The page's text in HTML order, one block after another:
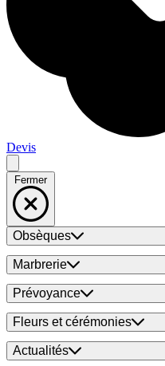
Devis
Fermer
Obsèques
Marbrerie
Prévoyance
Fleurs et cérémonies
Actualités